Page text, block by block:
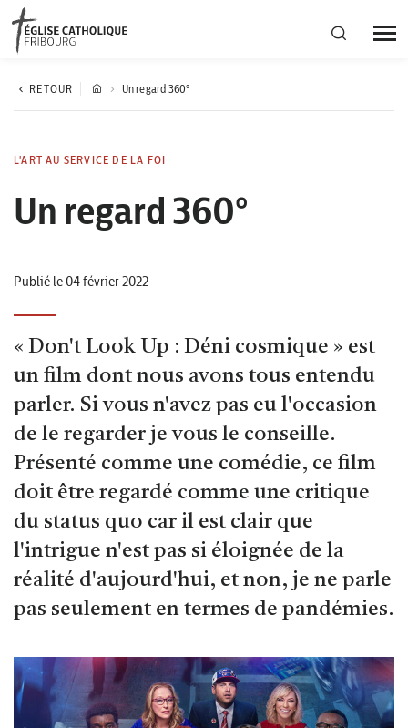
Région diocésaine
Agenda
RETOUR Un regard 360°
L'ART AU SERVICE DE LA FOI
Un regard 360°
Publié le 04 février 2022
« Don't Look Up : Déni cosmique » est
un film dont nous avons tous entendu
parler. Si vous n'avez pas eu l'occasion
de le regarder je vous le conseille.
Présenté comme une comédie, ce film
doit être regardé comme une critique
du status quo car il est clair que
l'intrigue n'est pas si éloignée de la
réalité d'aujourd'hui, et non, je ne parle
pas seulement en termes de pandémies.